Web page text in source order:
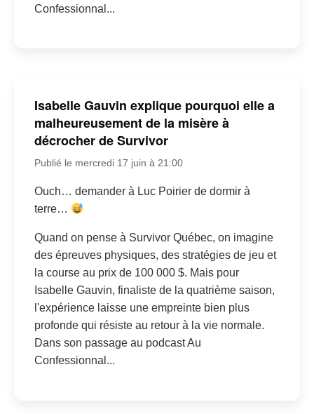
Confessionnal...
Isabelle Gauvin explique pourquoi elle a
malheureusement de la misère à
décrocher de Survivor
Publié le mercredi 17 juin à 21:00
Ouch… demander à Luc Poirier de dormir à
terre…
Quand on pense à Survivor Québec, on imagine
des épreuves physiques, des stratégies de jeu et
la course au prix de 100 000 $. Mais pour
Isabelle Gauvin, finaliste de la quatrième saison,
l'expérience laisse une empreinte bien plus
profonde qui résiste au retour à la vie normale.
Dans son passage au podcast Au
Confessionnal...